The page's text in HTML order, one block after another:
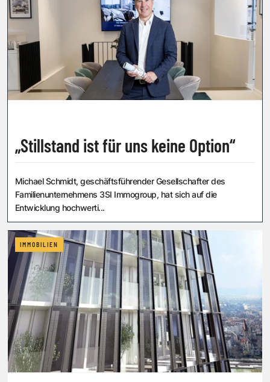
„Stillstand ist für uns keine Option“
Michael Schmidt, geschäftsführender Gesellschafter des
Familienunter­nehmens 3SI Immogroup, hat sich auf die
Entwicklung hochwerti...
IMMOBILIEN